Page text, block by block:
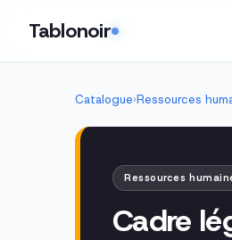
Tablonoir
Catalogue›Ressources
Ressources
Cadre